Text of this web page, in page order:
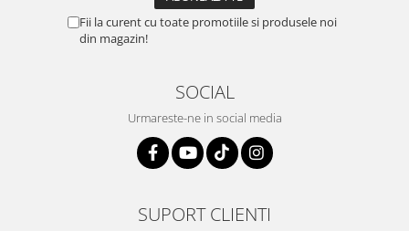
Fii la curent cu toate promotiile si produsele noi
din magazin!
SOCIAL
Urmareste-ne in social media
SUPORT CLIENTI